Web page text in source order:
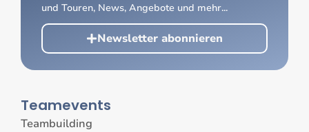
und Touren, News, Angebote und mehr...
Newsletter abonnieren
Teamevents
Teambuilding